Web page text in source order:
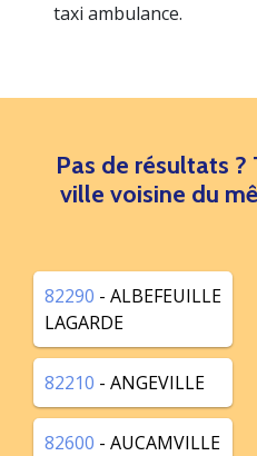
taxi ambulance.
Pas de résultats ?
ville voisine du
82290 - ALBEFEUILLE
LAGARDE
82210 - ANGEVILLE
82600 - AUCAMVILLE